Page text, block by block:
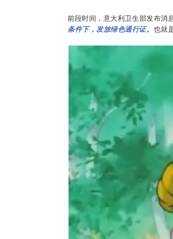
前段时间，意大利卫生部发布消
条件下，发放绿色通行证。 也就